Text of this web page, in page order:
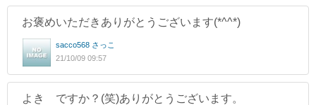
お褒めいただきありがとうございます(*^^*)
sacco568 さっこ
21/10/09 09:57
よき ですか？(笑)ありがとうございます。